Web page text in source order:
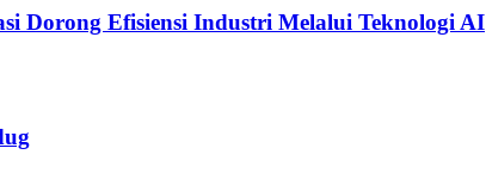
Dorong Efisiensi Industri Melalui Teknologi AI